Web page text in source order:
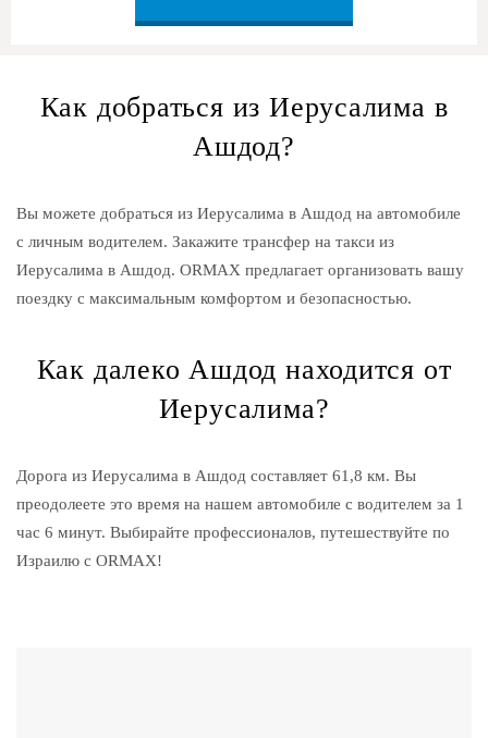
Как добраться из Иерусалима в
Ашдод?
Вы можете добраться из Иерусалима в Ашдод на автомобиле
с личным водителем. Закажите трансфер на такси из
Иерусалима в Ашдод. ORMAX предлагает организовать вашу
поездку с максимальным комфортом и безопасностью.
Как далеко Ашдод находится от
Иерусалима?
Дорога из Иерусалима в Ашдод составляет 61,8 км. Вы
преодолеете это время на нашем автомобиле с водителем за 1
час 6 минут. Выбирайте профессионалов, путешествуйте по
Израилю с ORMAX!